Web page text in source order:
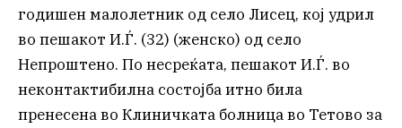
годишен малолетник од село Лисец, кој удрил
во пешакот И.Ѓ. (32) (женско) од село
Непроштено. По несреќата, пешакот И.Ѓ. во
неконтактибилна состојба итно била
пренесена во Клиничката болница во Тетово за